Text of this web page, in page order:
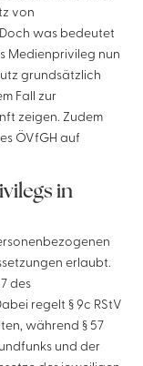
von
was bedeutet
Medienprivileg nun
grundsätzlich
Fall zur
zeigen. Zudem
ÖVfGH auf
in
erlaubt.
des
regelt § 9c RStV
während § 57
und der